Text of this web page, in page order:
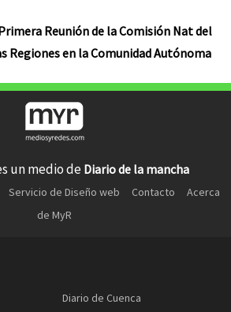
Reunión de la Comisión Nat del
Regiones en la Comunidad Autónoma
un medio de Diario de la mancha
Servicio de Diseño web Contacto
Acerca
de MyR
Diario de Cuenca